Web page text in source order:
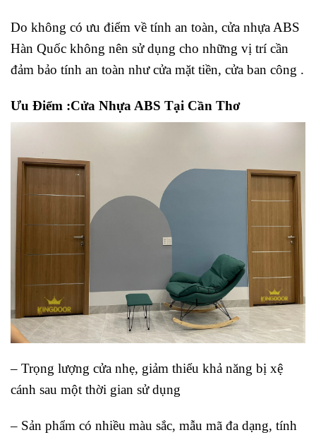
Do không có ưu điểm về tính an toàn, cửa nhựa ABS
Hàn Quốc không nên sử dụng cho những vị trí cần
đảm bảo tính an toàn như cửa mặt tiền, cửa ban công .
Ưu Điểm :Cửa Nhựa ABS Tại Cần Thơ
– Trọng lượng cửa nhẹ, giảm thiểu khả năng bị xệ
cánh sau một thời gian sử dụng
– Sản phẩm có nhiều màu sắc, mẫu mã đa dạng, tính